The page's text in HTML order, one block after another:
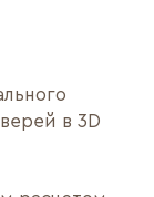
в 3D